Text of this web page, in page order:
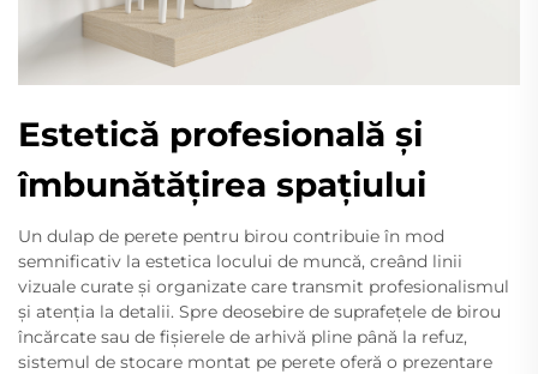
Estetică profesională și
îmbunătățirea spațiului
Un dulap de perete pentru birou contribuie în mod
semnificativ la estetica locului de muncă, creând linii
vizuale curate și organizate care transmit profesionalismul
și atenția la detalii. Spre deosebire de suprafețele de birou
încărcate sau de fișierele de arhivă pline până la refuz,
sistemul de stocare montat pe perete oferă o prezentare